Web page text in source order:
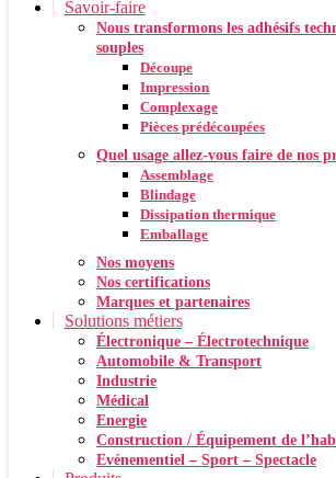
Savoir-faire
Nous transformons les adhésifs
souples
Découpe
Impression
Complexage
Pièces prédécoupées
Quel usage allez-vous faire de nos
Assemblage
Blindage
Dissipation thermique
Emballage
Nos moyens
Nos certifications
Marques et partenaires
Solutions métiers
Électronique – Électrotechnique
Automobile & Transport
Industrie
Médical
Energie
Construction / Équipement de
Evénementiel – Sport – Spectacle